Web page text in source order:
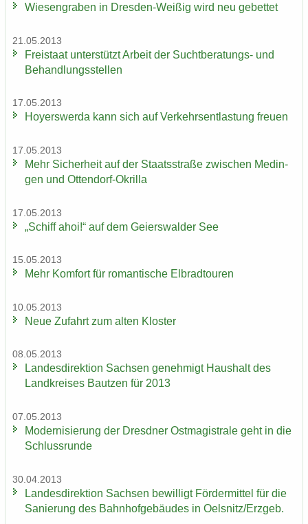
Wie­sen­gra­ben in Dresden-​Weißig wird neu ge­bet­tet
21.05.2013
Frei­staat un­ter­stützt Ar­beit der Suchtberatungs-​ und
Be­hand­lungs­stel­len
17.05.2013
Ho­yers­wer­da kann sich auf Ver­kehrs­ent­las­tung freu­en
17.05.2013
Mehr Si­cher­heit auf der Staats­stra­ße zwi­schen Me­din­
gen und Ottendorf-​Okrilla
17.05.2013
„Schiff ahoi!“ auf dem Gei­ers­wal­der See
15.05.2013
Mehr Kom­fort für ro­man­ti­sche El­brad­tou­ren
10.05.2013
Neue Zu­fahrt zum alten Klos­ter
08.05.2013
Lan­des­di­rek­ti­on Sach­sen ge­neh­migt Haus­halt des
Land­krei­ses Baut­zen für 2013
07.05.2013
Mo­der­ni­sie­rung der Dresd­ner Ost­ma­gis­tra­le geht in die
Schluss­run­de
30.04.2013
Lan­des­di­rek­ti­on Sach­sen be­wil­ligt För­der­mit­tel für die
Sa­nie­rung des Bahn­hof­ge­bäu­des in Oels­nitz/Erz­geb.